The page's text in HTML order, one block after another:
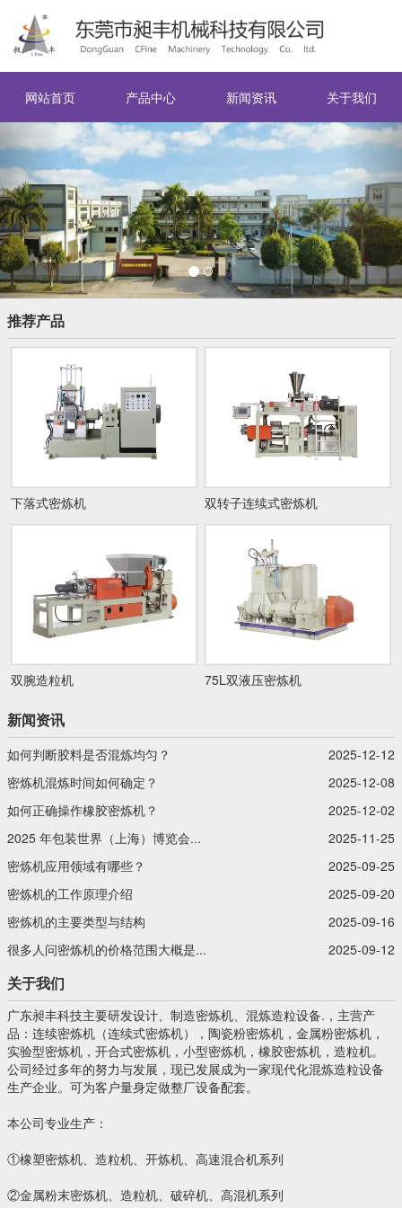
网站首页 产品中心 新闻资讯 关于我们
Previous
推荐产品
下落式密炼机 双转子连续式密炼机
双腕造粒机 75L双液压密炼机
新闻资讯
如何判断胶料是否混炼均匀？
2025-12-12
密炼机混炼时间如何确定？
2025-12-08
如何正确操作橡胶密炼机？
2025-12-02
2025 年包装世界（上海）博览会...
2025-11-25
密炼机应用领域有哪些？
2025-09-25
密炼机的工作原理介绍
2025-09-20
密炼机的主要类型与结构
2025-09-16
很多人问密炼机的价格范围大概是...
2025-09-12
关于我们
广东昶丰科技主要研发设计、制造密炼机、混炼造粒设备.，主营产
品：连续密炼机（连续式密炼机），陶瓷粉密炼机，金属粉密炼机，
实验型密炼机，开合式密炼机，小型密炼机，橡胶密炼机，造粒机。
公司经过多年的努力与发展，现已发展成为一家现代化混炼造粒设备
生产企业。可为客户量身定做整厂设备配套。
本公司专业生产：
①橡塑密炼机、造粒机、开炼机、高速混合机系列
②金属粉末密炼机、造粒机、破碎机、高混机系列